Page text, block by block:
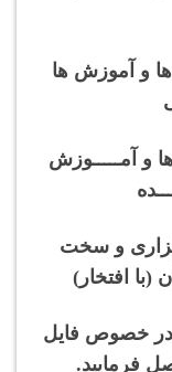
ها و آموزش ها
ها و آمـــــوزش
و سخت
(با افتخار)
خصوص فایل
فرمایید.